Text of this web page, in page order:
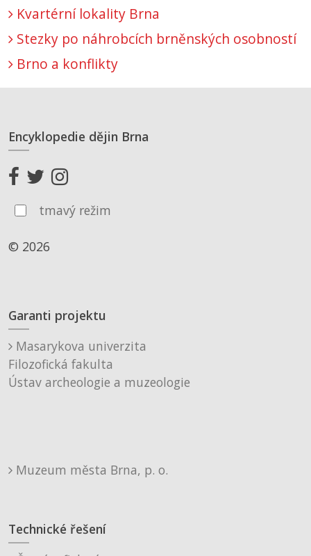
Kvartérní lokality Brna
Stezky po náhrobcích brněnských osobností
Brno a konflikty
Encyklopedie dějin Brna
tmavý režim
© 2026
Garanti projektu
Masarykova univerzita
Filozofická fakulta
Ústav archeologie a muzeologie
Muzeum města Brna, p. o.
Technické řešení